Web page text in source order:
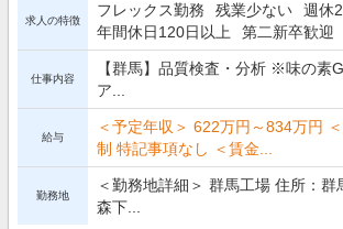
求人の特徴
フレックス勤務 残業少ない 週休
年間休日120日以上
第二新卒歓迎
仕事内容
【群馬】品質検査・分析 ※味の素
ア...
給与
＜予定年収＞ 622万円～834万円
制 特記事項なし ＜賃金...
勤務地
＜勤務地詳細＞ 群馬工場 住所：群
森下...